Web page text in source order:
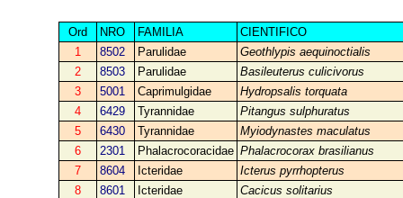
Ord NRO FAMILIA
CIENTIFICO
1
8502 Parulidae
Geothlypis aequinoctialis
2
8503 Parulidae
Basileuterus culicivorus
3
5001 Caprimulgidae
Hydropsalis torquata
4
6429 Tyrannidae
Pitangus sulphuratus
5
6430 Tyrannidae
Myiodynastes maculatus
6
2301 Phalacrocoracidae Phalacrocorax brasilianus
7
8604 Icteridae
Icterus pyrrhopterus
8
8601 Icteridae
Cacicus solitarius